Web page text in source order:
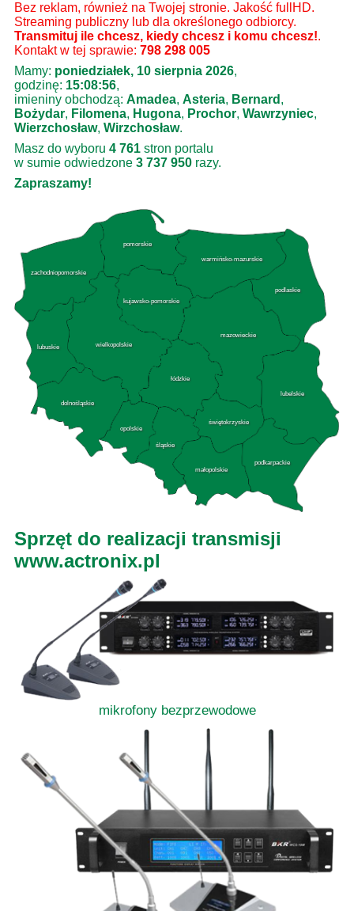
Bez reklam, również na Twojej stronie. Jakość fullHD.
Streaming publiczny lub dla określonego odbiorcy.
Transmituj ile chcesz, kiedy chcesz i komu chcesz!.
Kontakt w tej sprawie: 798 298 005
Mamy: poniedziałek, 10 sierpnia 2026,
godzinę: 15:08:57,
imieniny obchodzą: Amadea, Asteria, Bernard ,
Bożydar, Filomena, Hugona, Prochor, Wawrzyniec,
Wierzchosław, Wirzchosław.
Masz do wyboru 4 761 stron portalu
w sumie odwiedzone 3 737 950 razy.
Zapraszamy!
zachodniopomorskie
pomorskie
warmińsko-mazurskie
lubuskie wielkopolskie
kujawsko-pomorskie
mazowieckie
podlaskie
dolnośląskie
łódzkie
lubelskie
opolskie
śląskie
świętokrzyskie
małopolskie
podkarpackie
Sprzęt do realizacji transmisji
www.actronix.pl
mikrofony bezprzewodowe